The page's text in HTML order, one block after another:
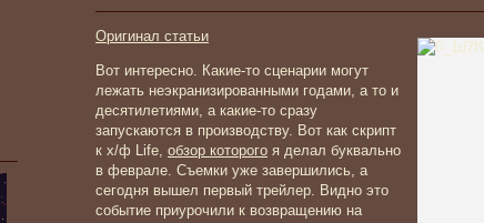
Оригинал статьи
Вот интересно. Какие-то сценарии могут
лежать неэкранизированными годами, а то и
десятилетиями, а какие-то сразу
запускаются в производству. Вот как скрипт
к х/ф Life, обзор которого я делал буквально
в феврале. Съемки уже завершились, а
сегодня вышел первый трейлер. Видно это
событие приурочили к возвращению на